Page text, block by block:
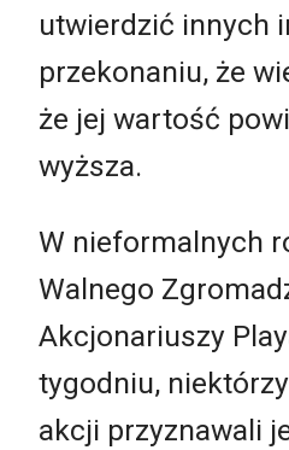
utwierdzić innych
przekonaniu, że
że jej wartość
wyższa.
W nieformalnych
Walnego
Akcjonariuszy
tygodniu,
akcji przyznawali